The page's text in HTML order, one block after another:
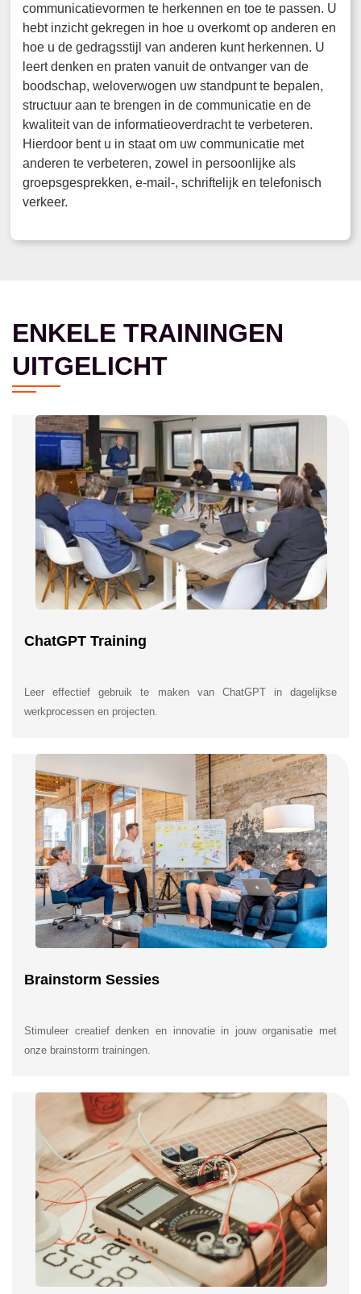
communicatievormen te herkennen en toe te passen. U
hebt inzicht gekregen in hoe u overkomt op anderen en
hoe u de gedragsstijl van anderen kunt herkennen. U
leert denken en praten vanuit de ontvanger van de
boodschap, weloverwogen uw standpunt te bepalen,
structuur aan te brengen in de communicatie en de
kwaliteit van de informatieoverdracht te verbeteren.
Hierdoor bent u in staat om uw communicatie met
anderen te verbeteren, zowel in persoonlijke als
groepsgesprekken, e-mail-, schriftelijk en telefonisch
verkeer.
ENKELE TRAININGEN
UITGELICHT
ChatGPT Training
Leer effectief gebruik te maken van ChatGPT in dagelijkse
werkprocessen en projecten.
Brainstorm Sessies
Stimuleer creatief denken en innovatie in jouw organisatie met
onze brainstorm trainingen.